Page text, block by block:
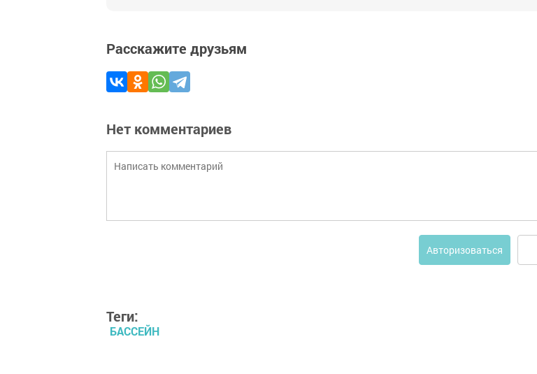
Расскажите друзьям
Нет комментариев
Авторизоваться
Теги:
БАССЕЙН